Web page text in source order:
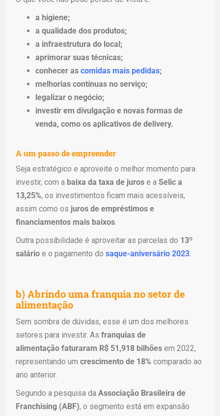
a higiene;
a qualidade dos produtos;
a infraestrutura do local;
aprimorar suas técnicas;
conhecer as comidas mais pedidas;
melhorias contínuas no serviço;
legalizar o negócio;
investir em divulgação e novas formas de
venda, como os aplicativos de delivery.
A um passo de empreender
Seja estratégico e aproveite o melhor momento para
investir, com a baixa da taxa de juros e a Selic a
13,25%, os investimentos ficam mais acessíveis,
assim como os juros de empréstimos e
financiamentos mais baixos
Outra possibilidade é aproveitar as parcelas do 13º
salário e o pagamento do saque-aniversário 2023
b) Abrindo uma franquia no setor de
alimentação
Sem sombra de dúvidas, esse é um dos melhores
setores para investir. As franquias de
alimentação faturaram R$ 51,918 bilhões em 2022,
representando um crescimento de 18% comparado ao
ano anterior.
Segundo a pesquisa da Associação Brasileira de
Franchising (ABF), o segmento está em expansão